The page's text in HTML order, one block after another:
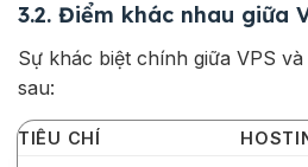
3.2. Điểm khác nhau giữa
Sự khác biệt chính giữa VPS
sau:
TIÊU CHÍ